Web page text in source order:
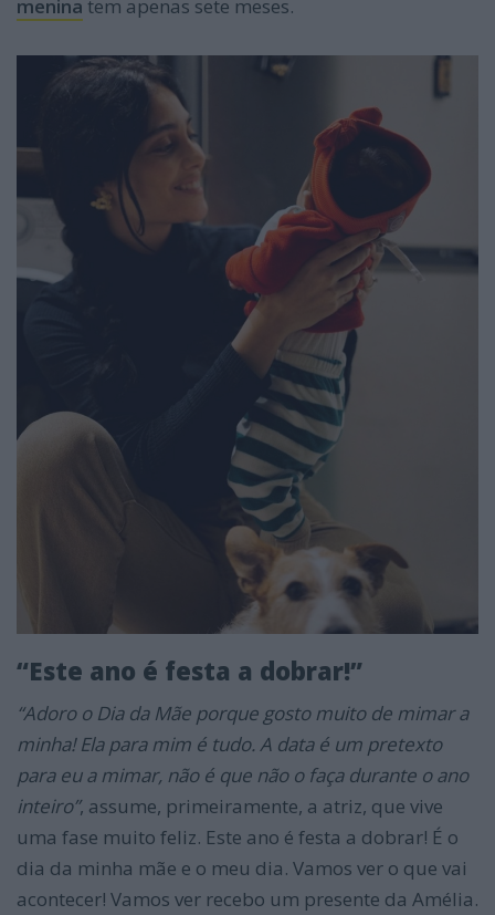
menina tem apenas sete meses.
“Este ano é festa a dobrar!”
“Adoro o Dia da Mãe porque gosto muito de mimar a
minha! Ela para mim é tudo. A data é um pretexto
para eu a mimar, não é que não o faça durante o ano
inteiro”, assume, primeiramente, a atriz, que vive
uma fase muito feliz. Este ano é festa a dobrar! É o
dia da minha mãe e o meu dia. Vamos ver o que vai
acontecer! Vamos ver recebo um presente da Amélia.